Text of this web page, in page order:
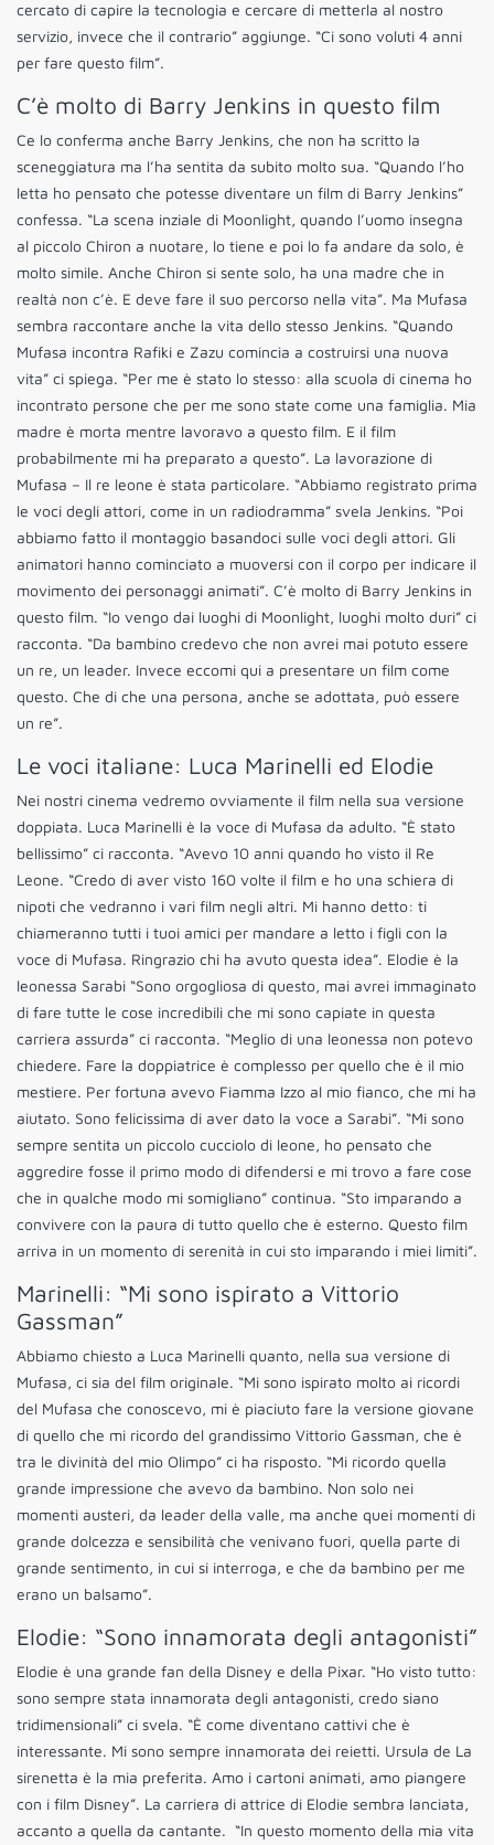
cercato di capire la tecnologia e cercare di metterla al nostro
servizio, invece che il contrario” aggiunge. “Ci sono voluti 4 anni
per fare questo film”.
C’è molto di Barry Jenkins in questo film
Ce lo conferma anche Barry Jenkins, che non ha scritto la
sceneggiatura ma l’ha sentita da subito molto sua. “Quando l’ho
letta ho pensato che potesse diventare un film di Barry Jenkins”
confessa. “La scena inziale di Moonlight, quando l’uomo insegna
al piccolo Chiron a nuotare, lo tiene e poi lo fa andare da solo, è
molto simile. Anche Chiron si sente solo, ha una madre che in
realtà non c’è. E deve fare il suo percorso nella vita”. Ma Mufasa
sembra raccontare anche la vita dello stesso Jenkins. “Quando
Mufasa incontra Rafiki e Zazu comincia a costruirsi una nuova
vita” ci spiega. “Per me è stato lo stesso: alla scuola di cinema ho
incontrato persone che per me sono state come una famiglia. Mia
madre è morta mentre lavoravo a questo film. E il film
probabilmente mi ha preparato a questo”. La lavorazione di
Mufasa – Il re leone è stata particolare. “Abbiamo registrato prima
le voci degli attori, come in un radiodramma” svela Jenkins. “Poi
abbiamo fatto il montaggio basandoci sulle voci degli attori. Gli
animatori hanno cominciato a muoversi con il corpo per indicare il
movimento dei personaggi animati”. C’è molto di Barry Jenkins in
questo film. “Io vengo dai luoghi di Moonlight, luoghi molto duri” ci
racconta. “Da bambino credevo che non avrei mai potuto essere
un re, un leader. Invece eccomi qui a presentare un film come
questo. Che di che una persona, anche se adottata, può essere
un re”.
Le voci italiane: Luca Marinelli ed Elodie
Nei nostri cinema vedremo ovviamente il film nella sua versione
doppiata. Luca Marinelli è la voce di Mufasa da adulto. “È stato
bellissimo” ci racconta. “Avevo 10 anni quando ho visto il Re
Leone. “Credo di aver visto 160 volte il film e ho una schiera di
nipoti che vedranno i vari film negli altri. Mi hanno detto: ti
chiameranno tutti i tuoi amici per mandare a letto i figli con la
voce di Mufasa. Ringrazio chi ha avuto questa idea”. Elodie è la
leonessa Sarabi “Sono orgogliosa di questo, mai avrei immaginato
di fare tutte le cose incredibili che mi sono capiate in questa
carriera assurda” ci racconta. “Meglio di una leonessa non potevo
chiedere. Fare la doppiatrice è complesso per quello che è il mio
mestiere. Per fortuna avevo Fiamma Izzo al mio fianco, che mi ha
aiutato. Sono felicissima di aver dato la voce a Sarabi”. “Mi sono
sempre sentita un piccolo cucciolo di leone, ho pensato che
aggredire fosse il primo modo di difendersi e mi trovo a fare cose
che in qualche modo mi somigliano” continua. “Sto imparando a
convivere con la paura di tutto quello che è esterno. Questo film
arriva in un momento di serenità in cui sto imparando i miei limiti”.
Marinelli: “Mi sono ispirato a Vittorio
Gassman”
Abbiamo chiesto a Luca Marinelli quanto, nella sua versione di
Mufasa, ci sia del film originale. “Mi sono ispirato molto ai ricordi
del Mufasa che conoscevo, mi è piaciuto fare la versione giovane
di quello che mi ricordo del grandissimo Vittorio Gassman, che è
tra le divinità del mio Olimpo” ci ha risposto. “Mi ricordo quella
grande impressione che avevo da bambino. Non solo nei
momenti austeri, da leader della valle, ma anche quei momenti di
grande dolcezza e sensibilità che venivano fuori, quella parte di
grande sentimento, in cui si interroga, e che da bambino per me
erano un balsamo”.
Elodie: “Sono innamorata degli antagonisti”
Elodie è una grande fan della Disney e della Pixar. “Ho visto tutto:
sono sempre stata innamorata degli antagonisti, credo siano
tridimensionali” ci svela. “È come diventano cattivi che è
interessante. Mi sono sempre innamorata dei reietti. Ursula de La
sirenetta è la mia preferita. Amo i cartoni animati, amo piangere
con i film Disney”. La carriera di attrice di Elodie sembra lanciata,
accanto a quella da cantante. “In questo momento della mia vita